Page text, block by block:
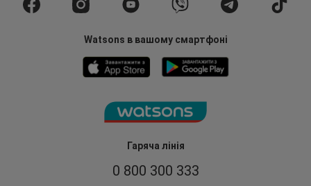
Гаряча лінія
0 800 300 333
Watsons в вашому смартфоні